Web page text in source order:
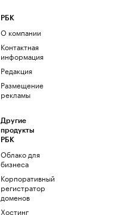
РБК
О компании
Контактная
информация
Редакция
Размещение
рекламы
Другие
продукты
РБК
Облако для
бизнеса
Корпоративный
регистратор
доменов
Хостинг